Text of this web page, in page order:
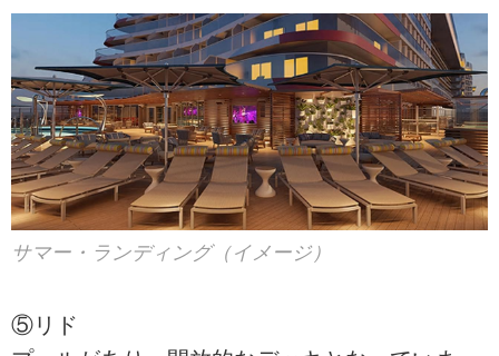
サマー・ランディング（イメージ）
⑤リド